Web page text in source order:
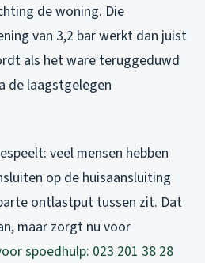
de woning. Die
van 3,2 bar werkt dan juist
als het ware teruggeduwd
de laagstgelegen
veel mensen hebben
op de huisaansluiting
ontlastput tussen zit. Dat
maar zorgt nu voor
spoedhulp: 023 201 38 28